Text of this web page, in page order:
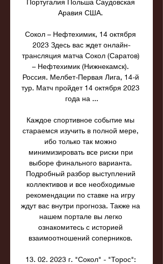
Португалия Польша Саудовская
Аравия США.
Сокол – Нефтехимик, 14 октября
2023 Здесь вас ждет онлайн-
трансляция матча Сокол (Саратов)
– Нефтехимик (Нижнекамск).
Россия. Мелбет-Первая Лига, 14-й
тур. Матч пройдет 14 октября 2023
года на ...
Каждое спортивное событие мы
стараемся изучить в полной мере,
ибо только так можно
минимизировать все риски при
выборе финального варианта.
Подробный разбор выступлений
коллективов и все необходимые
рекомендации по ставке на игру
ждут вас внутри прогноза. Также на
нашем портале вы легко
ознакомитесь с историей
взаимоотношений соперников.
13. 02. 2023 г. "Сокол" - "Торос":